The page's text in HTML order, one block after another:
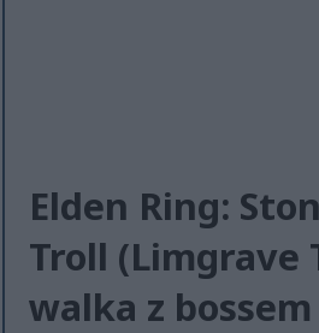
Elden Ring:
Troll (Limgrave
walka z bossem